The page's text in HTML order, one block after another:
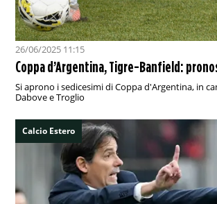
26/06/2025 11:15
Coppa d’Argentina, Tigre-Banfield:
Si aprono i sedicesimi di Coppa d'Argentina, in
Dabove e Troglio
Calcio Estero